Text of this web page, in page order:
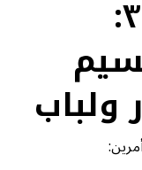
٥١٧ – مفهوم ٣١:
ولباب